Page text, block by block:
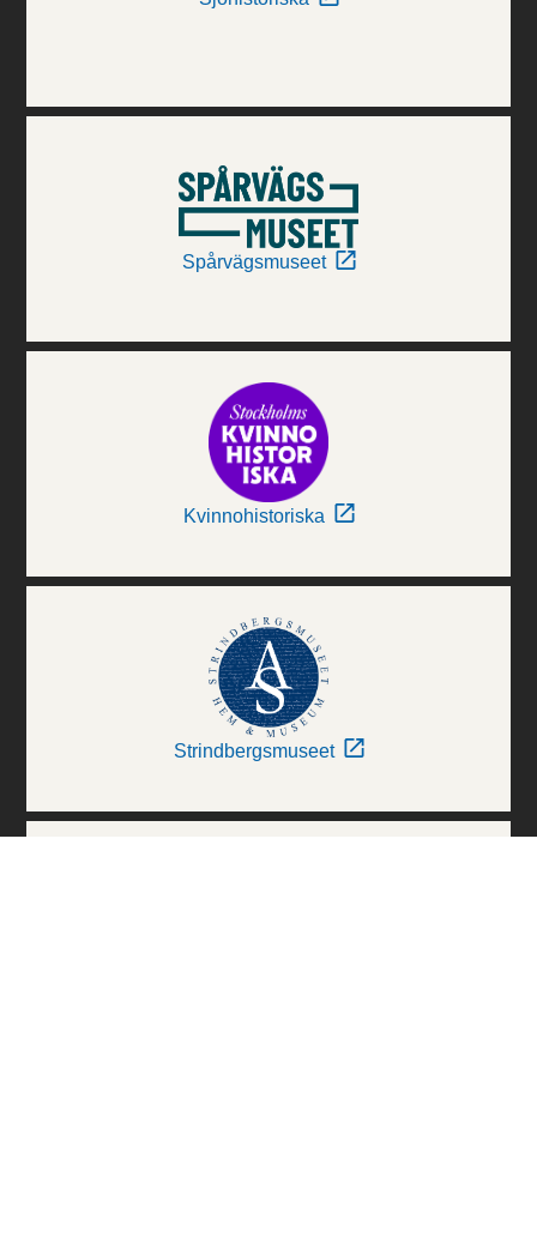
Spårvägsmuseet
Kvinnohistoriska
Strindbergsmuseet